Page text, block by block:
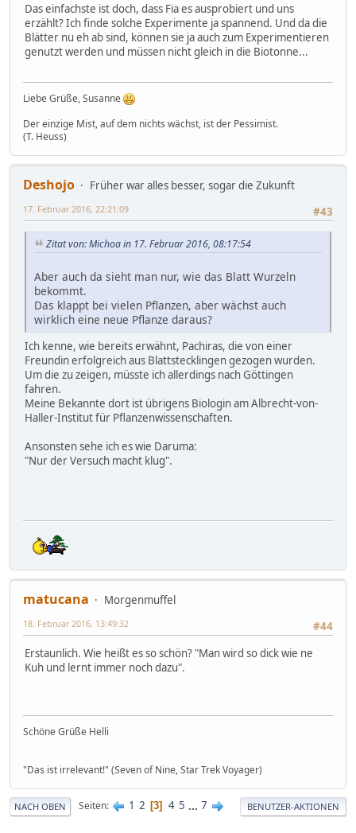
Das einfachste ist doch, dass Fia es ausprobiert und uns
erzählt? Ich finde solche Experimente ja spannend. Und da die
Blätter nu eh ab sind, können sie ja auch zum Experimentieren
genutzt werden und müssen nicht gleich in die Biotonne...
Liebe Grüße, Susanne
Der einzige Mist, auf dem nichts wächst, ist der Pessimist.
(T. Heuss)
Deshojo
Früher war alles besser, sogar die Zukunft
#43
17. Februar 2016, 22:21:09
Zitat von: Michoa in 17. Februar 2016, 08:17:54
Aber auch da sieht man nur, wie das Blatt Wurzeln
bekommt.
Das klappt bei vielen Pflanzen, aber wächst auch
wirklich eine neue Pflanze daraus?
Ich kenne, wie bereits erwähnt, Pachiras, die von einer
Freundin erfolgreich aus Blattstecklingen gezogen wurden.
Um die zu zeigen, müsste ich allerdings nach Göttingen
fahren.
Meine Bekannte dort ist übrigens Biologin am Albrecht-von-
Haller-Institut für Pflanzenwissenschaften.
Ansonsten sehe ich es wie Daruma:
"Nur der Versuch macht klug".
matucana
Morgenmuffel
#44
18. Februar 2016, 13:49:32
Erstaunlich. Wie heißt es so schön? "Man wird so dick wie ne
Kuh und lernt immer noch dazu".
Schöne Grüße Helli
"Das ist irrelevant!" (Seven of Nine, Star Trek Voyager)
NACH OBEN Seiten 1 2 3 4 5 ... 7 BENUTZER-AKTIONEN